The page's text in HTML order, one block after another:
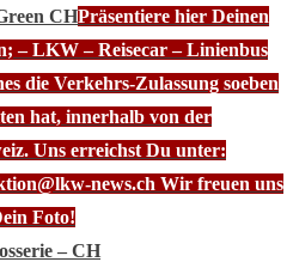
CHPräsentiere hier Deinen
– LKW – Reisecar – Linienbus
die Verkehrs-Zulassung soeben
hat, innerhalb von der
Uns erreichst Du unter:
news.ch Wir freuen uns
Foto!
– CH